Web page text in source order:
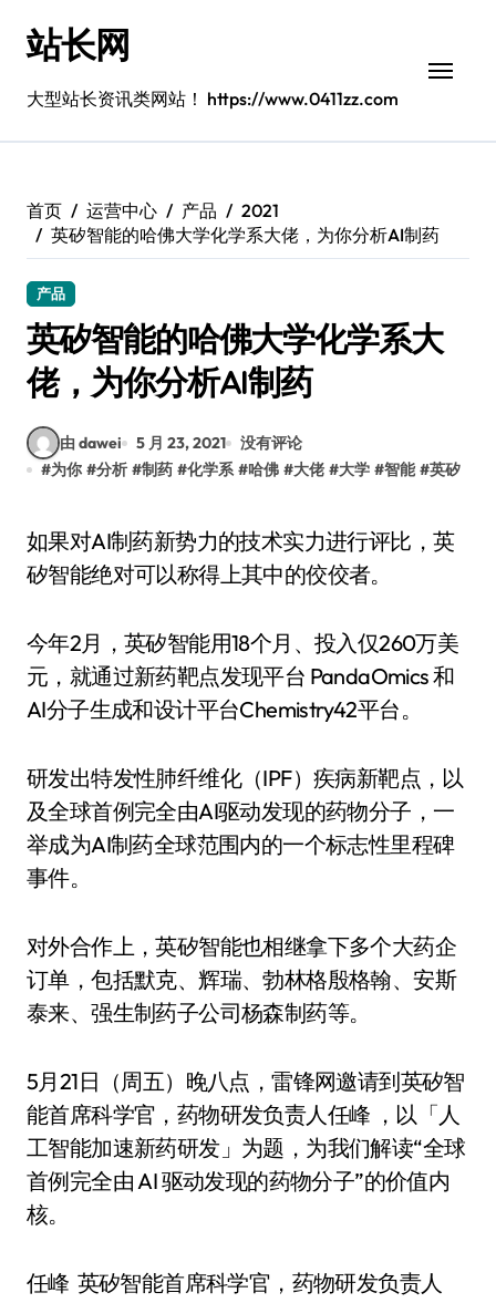
站长网
大型站长资讯类网站！ https://www.0411zz.com
首页 运营中心 产品
2021
英矽智能的哈佛大学化学系大佬，为你分析AI制药
产品
英矽智能的哈佛大学化学系大
佬，为你分析AI制药
由 dawei 5 月 23, 2021
没有评论
#为你 #分析 #制药 #化学系 #哈佛 #大佬 #大学 #智能 #英矽
如果对AI制药新势力的技术实力进行评比，英
矽智能绝对可以称得上其中的佼佼者。
今年2月，英矽智能用18个月、投入仅260万美
元，就通过新药靶点发现平台 PandaOmics 和
AI分子生成和设计平台Chemistry42平台。
研发出特发性肺纤维化（IPF）疾病新靶点，以
及全球首例完全由AI驱动发现的药物分子，一
举成为AI制药全球范围内的一个标志性里程碑
事件。
对外合作上，英矽智能也相继拿下多个大药企
订单，包括默克、辉瑞、勃林格殷格翰、安斯
泰来、强生制药子公司杨森制药等。
5月21日（周五）晚八点，雷锋网邀请到英矽智
能首席科学官，药物研发负责人任峰 ，以「人
工智能加速新药研发」为题，为我们解读“全球
首例完全由 AI 驱动发现的药物分子”的价值内
核。
任峰 英矽智能首席科学官，药物研发负责人